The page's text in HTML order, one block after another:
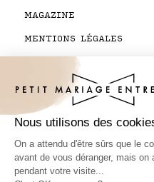
MAGAZINE
MENTIONS LÉGALES
CONTACTEZ-NOUS
SUIVI DE COMMANDE